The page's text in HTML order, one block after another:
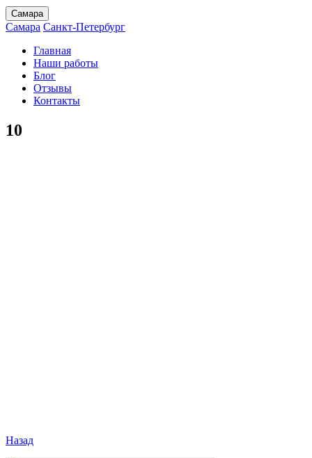
Самара
Самара Санкт-Петербург
Главная
Наши работы
Блог
Отзывы
Контакты
10
Назад